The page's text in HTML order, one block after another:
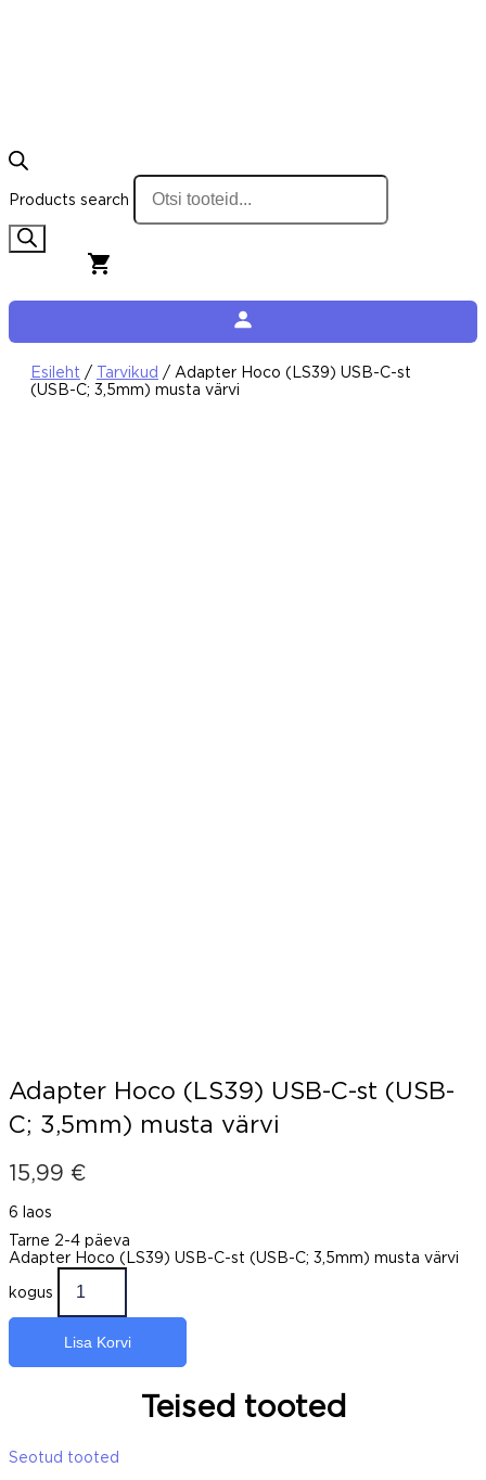
Products search
Esileht / Tarvikud / Adapter Hoco (LS39) USB-C-st
(USB-C; 3,5mm) musta värvi
Adapter Hoco (LS39) USB-C-st (USB-
C; 3,5mm) musta värvi
15,99 €
6 laos
Tarne 2-4 päeva
Adapter Hoco (LS39) USB-C-st (USB-C; 3,5mm) musta värvi
kogus
Lisa Korvi
Teised tooted
Seotud tooted